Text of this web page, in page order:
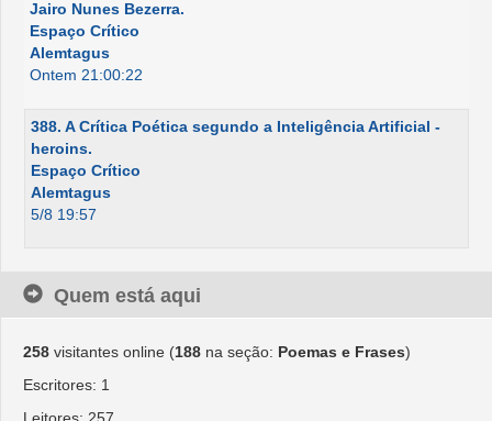
Jairo Nunes Bezerra.
Espaço Crítico
Alemtagus
Ontem 21:00:22
388. A Crítica Poética segundo a Inteligência Artificial -
heroins.
Espaço Crítico
Alemtagus
5/8 19:57
Quem está aqui
258 visitantes online (188 na seção: Poemas e Frases)
Escritores: 1